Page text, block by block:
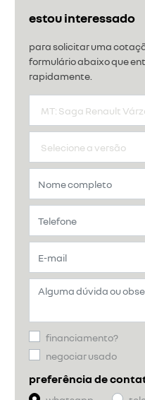
estou interessado
para solicitar uma
formulário abaixo que
rapidamente.
financiamento?
negociar usado
preferência de